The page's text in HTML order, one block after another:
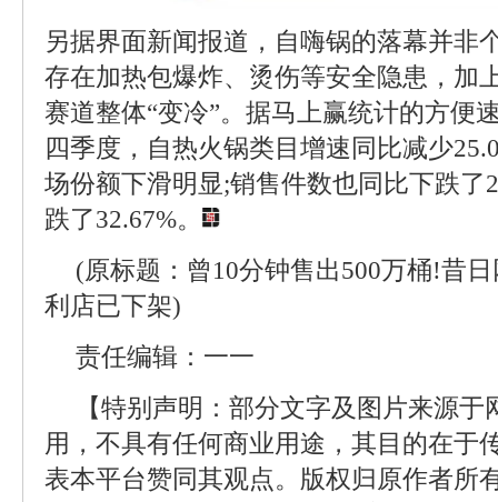
另据界面新闻报道，自嗨锅的落幕并非
存在加热包爆炸、烫伤等安全隐患，加
赛道整体“变冷”。据马上赢统计的方便
四季度，自热火锅类目增速同比减少
场份额下滑明显;销售件数也同比下跌了
跌了32.67%。
(原标题：曾10分钟售出500万桶!昔
利店已下架)
责任编辑：一一
【特别声明：部分文字及图片来源
用，不具有任何商业用途，其目的在于
表本平台赞同其观点。版权归原作者所